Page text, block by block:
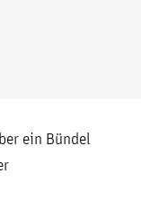
ein Bündel